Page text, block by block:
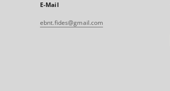
E-Mail
ebnt.fides@gmail.com